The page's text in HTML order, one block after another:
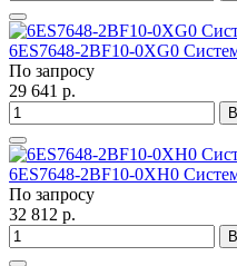
6ES7648-2BF10-0XG0
По запросу
29 641 р.
6ES7648-2BF10-0XH0
По запросу
32 812 р.